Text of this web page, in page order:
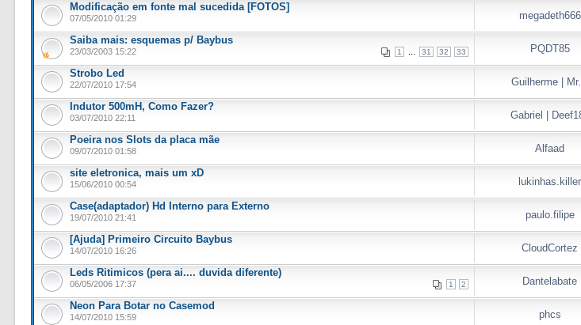
Modificação em fonte mal sucedida [FOTOS]
07/05/2010 01:29 megadeth666
Saiba mais: esquemas p/ Baybus
1 31 32 33
23/03/2003 15:22 PQDT85
Strobo Led
22/07/2010 17:54 Guilherme |
Indutor 500mH, Como Fazer?
03/07/2010 22:11 Gabriel |
Poeira nos Slots da placa mãe
09/07/2010 01:58 Alfaad
site eletronica, mais um xD
15/06/2010 00:54 lukinhas.killer
Case(adaptador) Hd Interno para Externo
19/07/2010 21:41 paulo.filipe
[Ajuda] Primeiro Circuito Baybus
14/07/2010 16:26 CloudCortez
Leds Ritimicos (pera ai.... duvida diferente)
1 2
06/05/2006 17:37 Dantelabate
Neon Para Botar no Casemod
14/07/2010 15:59 phcs